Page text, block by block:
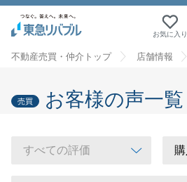
お気に入り
不動産売買・仲介トップ 店舗情報
売買 お客様の声一覧